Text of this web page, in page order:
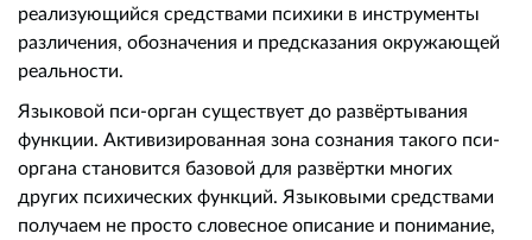
реализующийся средствами психики в инструменты
различения, обозначения и предсказания окружающей
реальности.
Языковой пси-орган существует до развёртывания
функции. Активизированная зона сознания такого пси-
органа становится базовой для развёртки многих
других психических функций. Языковыми средствами
получаем не просто словесное описание и понимание,